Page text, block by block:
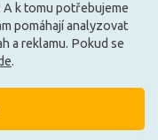
být u Vás 16. 9.
A k tomu potřebujeme
pomáhají analyzovat
a reklamu. Pokud se
.